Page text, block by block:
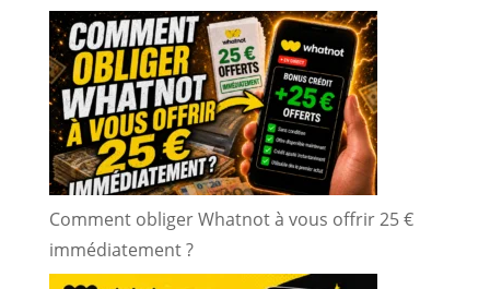
Comment obliger Whatnot à vous offrir 25 €
immédiatement ?